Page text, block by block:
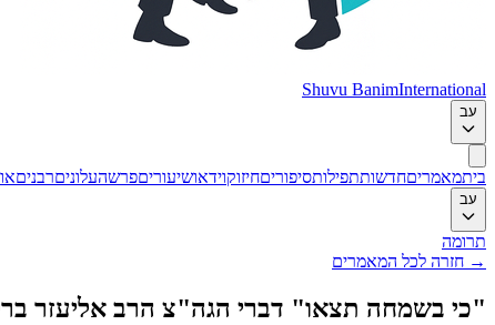
Shuvu BanimInternational
עב
ביתמאמריםחדשותתפילותסיפוריםחיזוקוידאושיעוריםפרשהעלוניםרבנים
עב
תרומה
→ חזרה לכל המאמרים
"כי בשמחה תצאו" דברי הגה"צ הרב אליעזר